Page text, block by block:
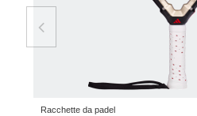
Racchette da padel